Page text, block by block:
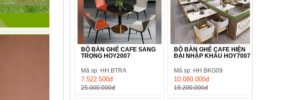
BỘ BÀN GHẾ CAFE SANG
TRỌNG HOY2007
Mã sp: HH.BTRA
7.522.500đ
25.000.000đ
BỘ BÀN GHẾ CAFE HIỆN
ĐẠI NHẬP KHẨU HOY7007
Mã sp: HH.BKG09
10.080.000đ
19.200.000đ